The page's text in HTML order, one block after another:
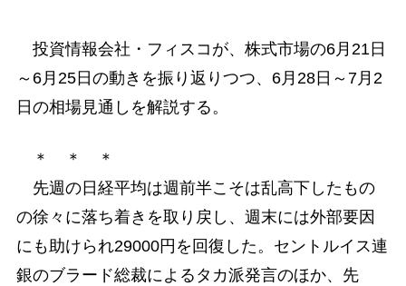
投資情報会社・フィスコが、株式市場の6月21日
～6月25日の動きを振り返りつつ、6月28日～7月2
日の相場見通しを解説する。
＊ ＊ ＊
先週の日経平均は週前半こそは乱高下したもの
の徐々に落ち着きを取り戻し、週末には外部要因
にも助けられ29000円を回復した。セントルイス連
銀のブラード総裁によるタカ派発言のほか、先